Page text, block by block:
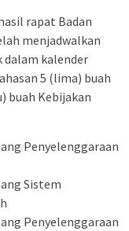
rapat Badan
menjadwalkan
dalam kalender
5 (lima) buah
buah Kebijakan
Penyelenggaraan
Sistem
Penyelenggaraan